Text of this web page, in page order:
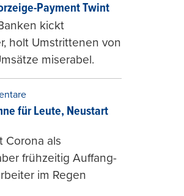
Payment Twint
kickt
holt Umstrittenen von
miserabel.
für Leute, Neustart
Corona als
frühzeitig Auffang-
im Regen